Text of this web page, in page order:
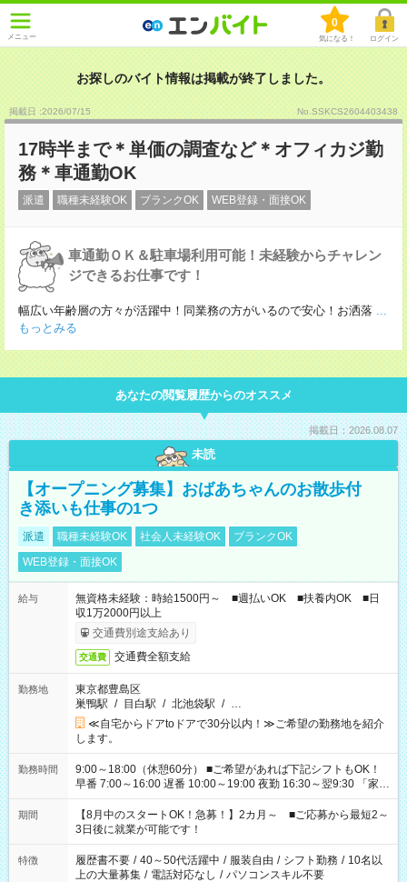
メニュー
0
気になる！ ログイン
お探しのバイト情報は掲載が終了しました。
掲載日 :2026/07/15 No.SSKCS2604403438
17時半まで＊単価の調査など＊オフィカジ勤
務＊車通勤OK
派遣 職種未経験OK ブランクOK WEB登録・面接OK
車通勤ＯＫ＆駐車場利用可能！未経験からチャレン
ジできるお仕事です！
幅広い年齢層の方々が活躍中！同業務の方がいるので安心！お洒落 ...
もっとみる
あなたの閲覧履歴からのオススメ
掲載日：2026.08.07
未読
【オープニング募集】おばあちゃんのお散歩付
き添いも仕事の1つ
派遣 職種未経験OK 社会人未経験OK
ブランクOK
WEB登録・面接OK
給与
無資格未経験：時給1500円～ ■週払いOK ■扶養内OK ■日
収1万2000円以上
交通費別途支給あり
交通費 交通費全額支給
勤務地
東京都豊島区
巣鴨駅 / 目白駅 / 北池袋駅 / …
≪自宅からドアtoドアで30分以内！≫ご希望の勤務地を紹介
します。
勤務時間
9:00～18:00（休憩60分） ■ご希望があれば下記シフトもOK！
早番 7:00～16:00 遅番 10:00～19:00 夜勤 16:30～翌9:30 「家族
と休みを合わせたい」 「余裕を持って夕飯の準備がしたい」
「できれば残業はしたくない」 など、ご希望を教えてください
ね。 ※Wワーク希望の方へ 今ご覧のお仕事で希望する勤務時間
と、もう1つのお仕事の勤務時間。 合計で週40時間を超える場
合は応募できません。
期間
【8月中のスタートOK！急募！】2カ月～ ■ご応募から最短2～
3日後に就業が可能です！
特徴 履歴書不要 / 40～50代活躍中 / 服装自由 / シフト勤務 / 10名以
上の大量募集 / 電話対応なし / パソコンスキル不要